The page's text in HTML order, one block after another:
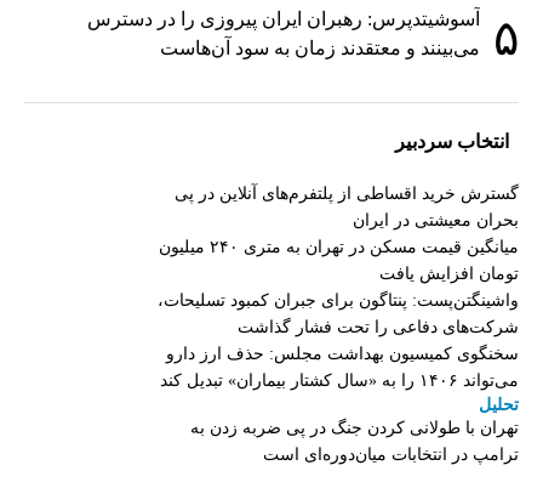
۵
آسوشیتدپرس: رهبران ایران پیروزی را در دسترس
می‌بینند و معتقدند زمان به سود آن‌هاست
انتخاب سردبیر
گسترش خرید اقساطی از پلتفرم‌های آنلاین در پی
بحران معیشتی در ایران
میانگین قیمت مسکن در تهران به متری ۲۴۰ میلیون
تومان افزایش یافت
واشینگتن‌پست: پنتاگون برای جبران کمبود تسلیحات،
شرکت‌های دفاعی را تحت فشار گذاشت
سخنگوی کمیسیون بهداشت مجلس: حذف ارز دارو
می‌تواند ۱۴۰۶ را به «سال کشتار بیماران» تبدیل کند
تحلیل
تهران با طولانی کردن جنگ در پی ضربه زدن به
ترامپ در انتخابات میان‌دوره‌ای است